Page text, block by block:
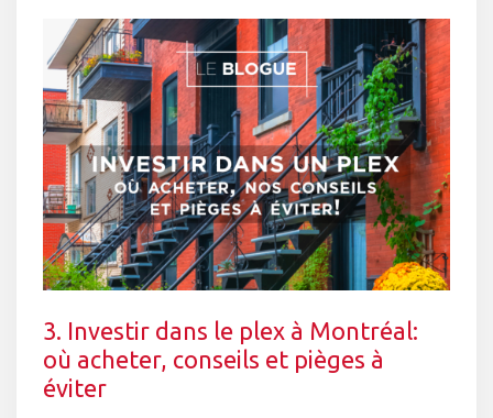
3. Investir dans le plex à Montréal:
où acheter, conseils et pièges à
éviter